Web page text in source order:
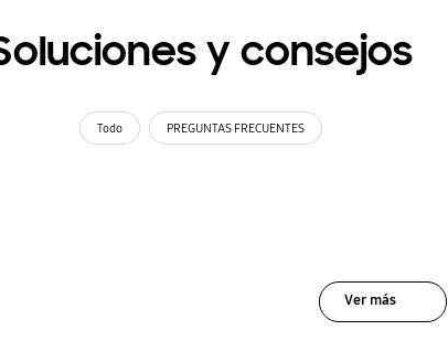
y consejos
Todo PREGUNTAS FRECUENTES
Ver más